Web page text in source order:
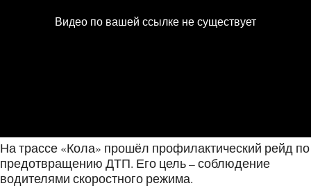
На трассе «Кола» прошёл профилактический рейд по
предотвращению ДТП. Его цель – соблюдение
водителями скоростного режима.